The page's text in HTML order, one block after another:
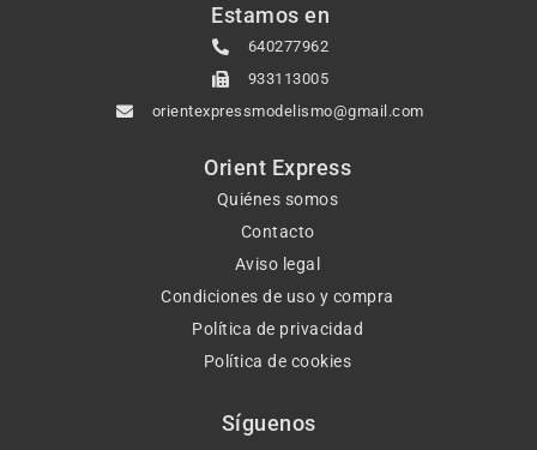
Estamos en
640277962
933113005
orientexpressmodelismo@gmail.com
Orient Express
Quiénes somos
Contacto
Aviso legal
Condiciones de uso y compra
Política de privacidad
Política de cookies
Síguenos